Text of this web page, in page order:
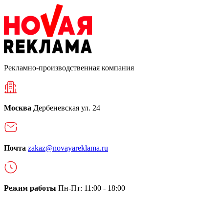
Рекламно-производственная компания
Москва Дербеневская ул. 24
Почта zakaz@novayareklama.ru
Режим работы Пн-Пт: 11:00 - 18:00